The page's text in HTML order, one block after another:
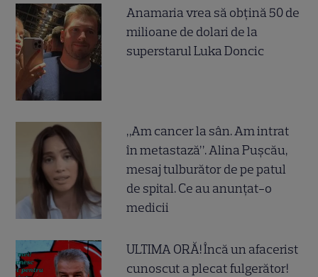
Anamaria vrea să obțină 50 de
milioane de dolari de la
superstarul Luka Doncic
„Am cancer la sân. Am intrat
în metastază”. Alina Pușcău,
mesaj tulburător de pe patul
de spital. Ce au anunțat-o
medicii
ULTIMA ORĂ! Încă un afacerist
cunoscut a plecat fulgerător!